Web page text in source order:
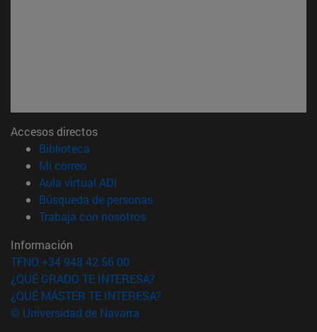
Accesos directos
Biblioteca
Mi correo(abre en nueva ventana)
Aula virtual ADI
Búsqueda de personas(abre en nueva ventana)
Trabaja con nosotros(abre en nueva ventana)
Información
TFNO +34 948 42 56 00
¿QUÉ GRADO TE INTERESA?
¿QUÉ MÁSTER TE INTERESA?
© Universidad de Navarra